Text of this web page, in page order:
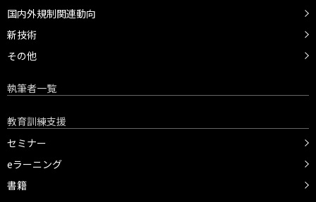
国内外規制関連動向
新技術
その他
執筆者一覧
教育訓練支援
セミナー
eラーニング
書籍